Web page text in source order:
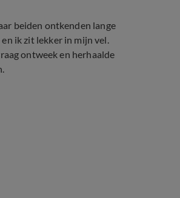
beiden ontkenden lange
en ik zit lekker in mijn vel.
ontweek en herhaalde